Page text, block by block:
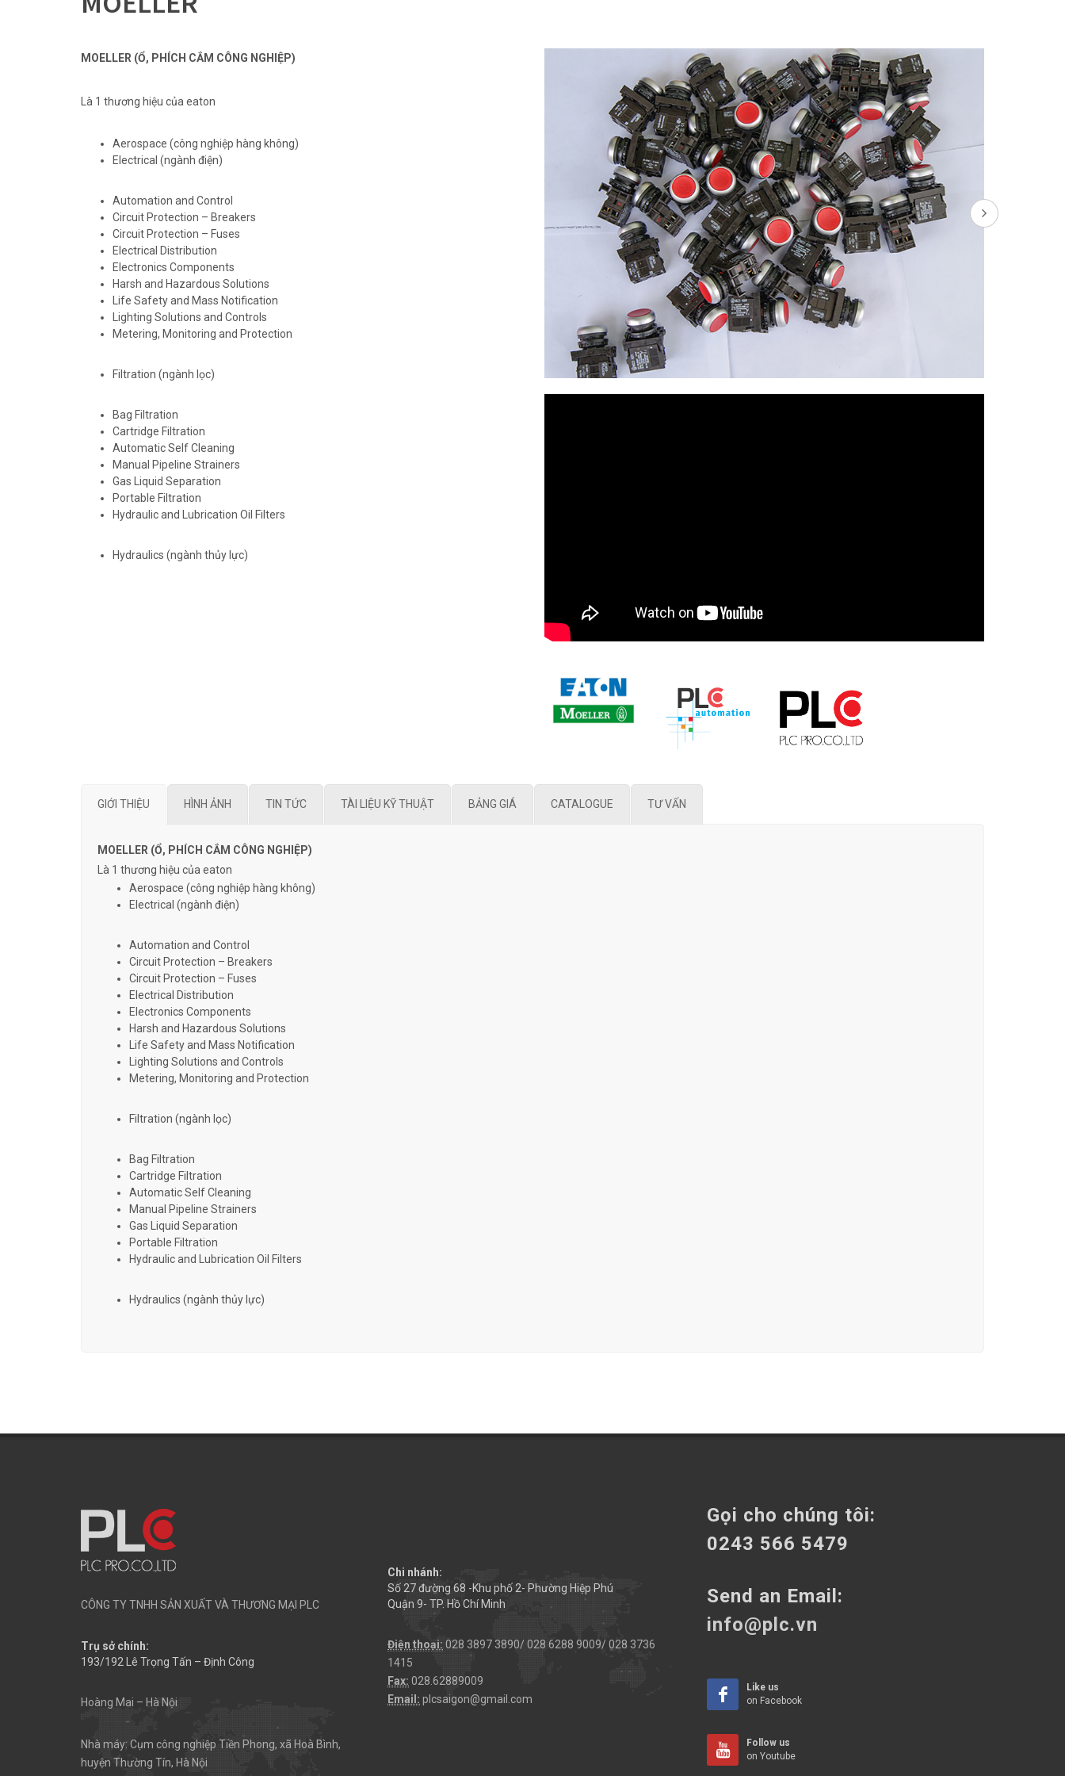
MOELLER (Ổ, PHÍCH CẮM CÔNG NGHIỆP)
Là 1 thương hiệu của eaton
Aerospace (công nghiệp hàng không)
Electrical (ngành điện)
Automation and Control
Circuit Protection – Breakers
Circuit Protection – Fuses
Electrical Distribution
Electronics Components
Harsh and Hazardous Solutions
Life Safety and Mass Notification
Lighting Solutions and Controls
Metering, Monitoring and Protection
Filtration (ngành lọc)
Bag Filtration
Cartridge Filtration
Automatic Self Cleaning
Manual Pipeline Strainers
Gas Liquid Separation
Portable Filtration
Hydraulic and Lubrication Oil Filters
Hydraulics (ngành thủy lực)
GIỚI THIỆU HÌNH ẢNH TIN TỨC TÀI LIỆU KỸ THUẬT BẢNG GIÁ CATALOGUE TƯ VẤN
MOELLER (Ổ, PHÍCH CẮM CÔNG NGHIỆP)
Là 1 thương hiệu của eaton
Aerospace (công nghiệp hàng không)
Electrical (ngành điện)
Automation and Control
Circuit Protection – Breakers
Circuit Protection – Fuses
Electrical Distribution
Electronics Components
Harsh and Hazardous Solutions
Life Safety and Mass Notification
Lighting Solutions and Controls
Metering, Monitoring and Protection
Filtration (ngành lọc)
Bag Filtration
Cartridge Filtration
Automatic Self Cleaning
Manual Pipeline Strainers
Gas Liquid Separation
Portable Filtration
Hydraulic and Lubrication Oil Filters
Hydraulics (ngành thủy lực)
CÔNG TY TNHH SẢN XUẤT VÀ THƯƠNG MẠI PLC
Trụ sở chính:
193/192 Lê Trọng Tấn – Định Công
Hoàng Mai – Hà Nội
Nhà máy: Cụm công nghiệp Tiền Phong, xã Hoà Bình,
huyện Thường Tín, Hà Nội
Chi nhánh:
Số 27 đường 68 -Khu phố 2- Phường Hiệp Phú
Quận 9- TP. Hồ Chí Minh
Điện thoại: 028 3897 3890/ 028 6288 9009/ 028 3736
1415
Fax: 028.62889009
Email: plcsaigon@gmail.com
Gọi cho chúng tôi:
0243 566 5479
Send an Email:
info@plc.vn
Like us
on Facebook
Follow us
on Youtube